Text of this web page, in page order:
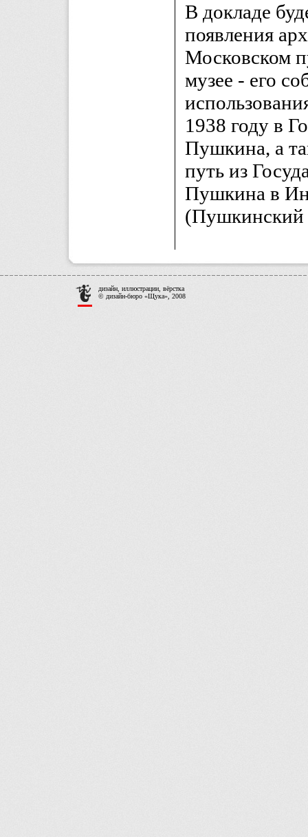
В докладе
появления
Московском
музее - его
1938 году в
Пушкина, а
путь из
Пушкина в
(Пушкинский
дизайн, иллюстрации, вёрстка
© дизайн-бюро «Щука», 2008